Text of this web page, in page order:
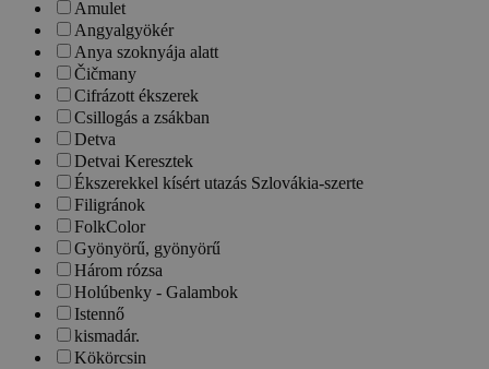
Amulet
Angyalgyökér
Anya szoknyája alatt
Čičmany
Cifrázott ékszerek
Csillogás a zsákban
Detva
Detvai Keresztek
Ékszerekkel kísért utazás Szlovákia-szerte
Filigránok
FolkColor
Gyönyörű, gyönyörű
Három rózsa
Holúbenky - Galambok
Istennő
kismadár.
Kökörcsin